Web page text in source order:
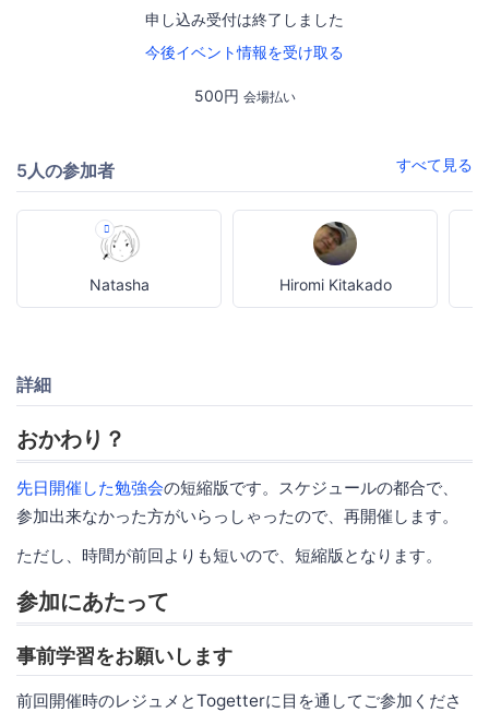
申し込み受付は終了しました
今後イベント情報を受け取る
500円 会場払い
5人の参加者 すべて見る
Natasha Hiromi Kitakado
詳細
おかわり？
先日開催した勉強会の短縮版です。スケジュールの都合で、
参加出来なかった方がいらっしゃったので、再開催します。
ただし、時間が前回よりも短いので、短縮版となります。
参加にあたって
事前学習をお願いします
前回開催時のレジュメとTogetterに目を通してご参加くださ